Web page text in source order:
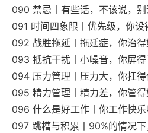
090 禁忌丨有些话，不该说，
091 时间四象限丨优先级，你
092 战胜拖延丨拖延症，你治
093 抵抗干扰丨小噪音，你屏
094 压力管理丨压力大，你扛
095 精力管理丨精力差，你管
096 什么是好工作丨你工作快
097 跳槽与积累丨90%的情况